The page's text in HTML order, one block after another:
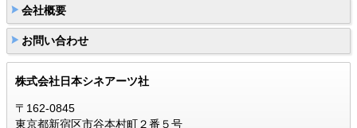
会社概要
お問い合わせ
株式会社日本シネアーツ社
〒162-0845
東京都新宿区市谷本村町２番５号